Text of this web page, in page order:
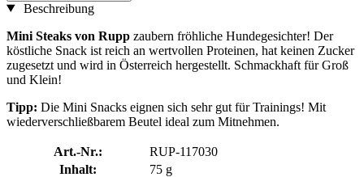
Beschreibung
Mini Steaks von Rupp zaubern fröhliche Hundegesichter! Der
köstliche Snack ist reich an wertvollen Proteinen, hat keinen Zucker
zugesetzt und wird in Österreich hergestellt. Schmackhaft für Groß
und Klein!
Tipp: Die Mini Snacks eignen sich sehr gut für Trainings! Mit
wiederverschließbarem Beutel ideal zum Mitnehmen.
Art.-Nr.:
RUP-117030
Inhalt:
75 g